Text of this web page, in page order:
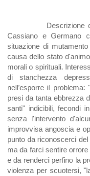
Descrizione di
Cassiano e Germano
situazione di
causa dello stato
morali o spirituali.
di stanchezza
nell’esporre il
presi da tanta ebbrezza
santi" indicibili, fecondi
senza l'intervento
improvvisa angoscia e
punto da riconoscerci
ma da farci sentire
e da renderci perfino la
violenza per scuotersi,